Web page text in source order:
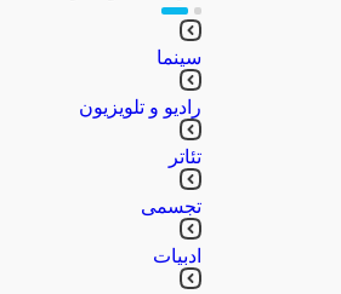
سینما
رادیو و تلویزیون
تئاتر
تجسمی
ادبیات